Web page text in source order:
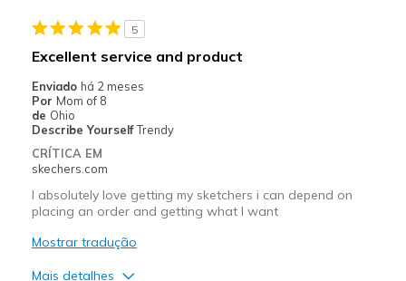
Casual Wear
Width
Sizing
Feels true to size
View On Shoes
5
Excellent service and product
Enviado há 2 meses
Por Mom of 8
de Ohio
Describe YourselfTrendy
CRÍTICA EM
skechers.com
I absolutely love getting my sketchers i can depend on
placing an order and getting what I want
Mostrar tradução
Mais detalhes